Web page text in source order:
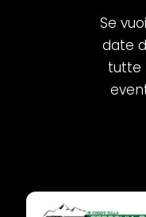
Se
date
tutte